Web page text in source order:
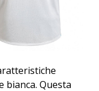
bianca. Questa